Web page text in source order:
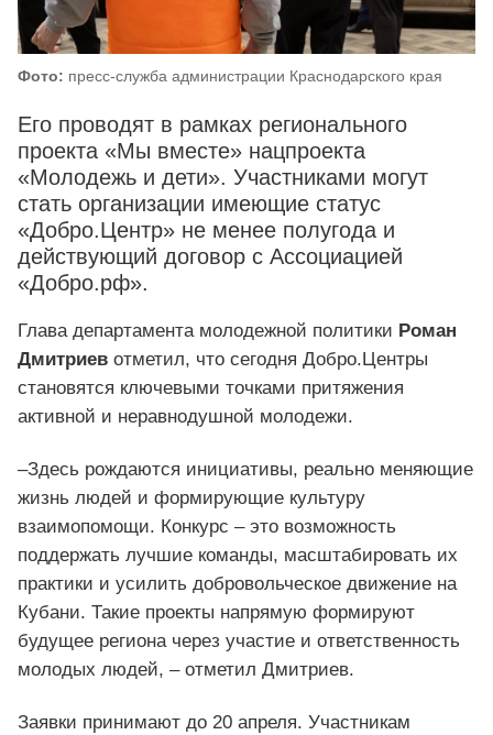
Фото: пресс-служба администрации Краснодарского края
Его проводят в рамках регионального
проекта «Мы вместе» нацпроекта
«Молодежь и дети». Участниками могут
стать организации имеющие статус
«Добро.Центр» не менее полугода и
действующий договор с Ассоциацией
«Добро.рф».
Глава департамента молодежной политики Роман
Дмитриев отметил, что сегодня Добро.Центры
становятся ключевыми точками притяжения
активной и неравнодушной молодежи.
–Здесь рождаются инициативы, реально меняющие
жизнь людей и формирующие культуру
взаимопомощи. Конкурс – это возможность
поддержать лучшие команды, масштабировать их
практики и усилить добровольческое движение на
Кубани. Такие проекты напрямую формируют
будущее региона через участие и ответственность
молодых людей, – отметил Дмитриев.
Заявки принимают до 20 апреля. Участникам